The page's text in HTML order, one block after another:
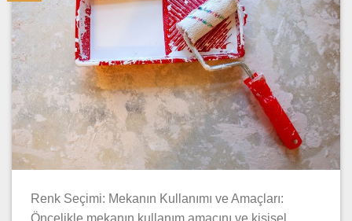
Renk Seçimi: Mekanın Kullanımı ve Amaçları:
Öncelikle mekanın kullanım amacını ve kişisel